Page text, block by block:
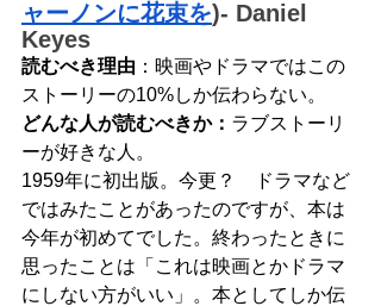
ャーノンに花束を)- Daniel
Keyes
読むべき理由 ：映画やドラマではこの
ストーリーの10%しか伝わらない。
どんな人が読むべきか： ラブストーリ
ーが好きな人。
1959年に初出版。今更？　ドラマなど
ではみたことがあったのですが、本は
今年が初めてでした。終わったときに
思ったことは「これは映画とかドラマ
にしない方がいい」。本としてしか伝